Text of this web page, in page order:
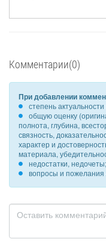
Комментарии(0)
При добавлении
степень
общую оценку
полнота, глубина,
связность,
характер и
материала,
недостатки, недочеты;
вопросы и пожелания